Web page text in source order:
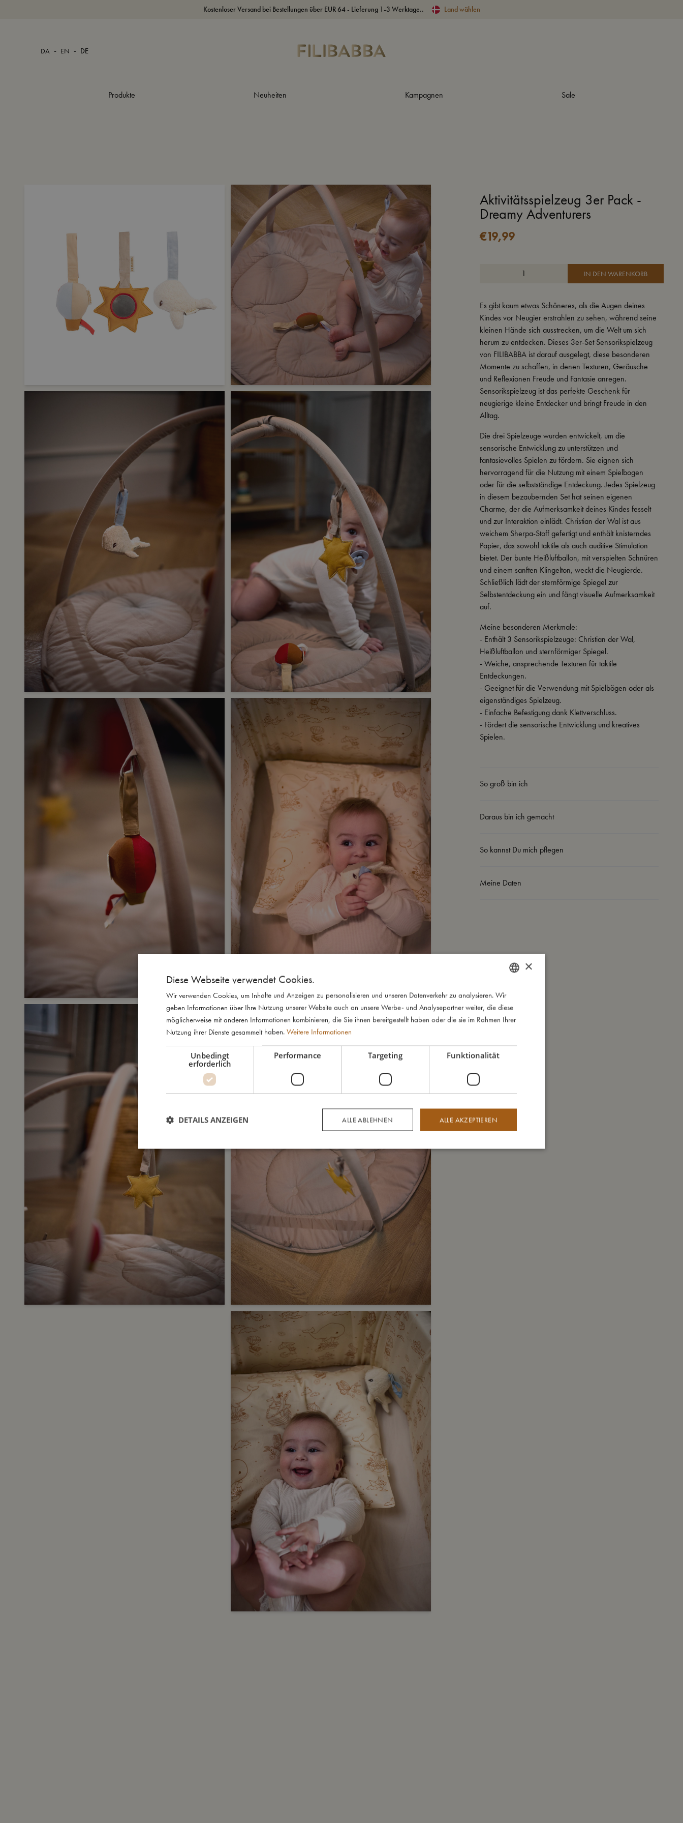
Kostenloser Versand bei Bestellungen über EUR 64 - Lieferung 1-3 Werktage.. Land wählen
DA - EN - DE
Produkte Neuheiten Kampagnen Sale
Aktivitätsspielzeug 3er Pack -
Dreamy Adventurers
€19,99
IN DEN WARENKORB
Es gibt kaum etwas Schöneres, als die Augen deines
Kindes vor Neugier erstrahlen zu sehen, während seine
kleinen Hände sich ausstrecken, um die Welt um sich
herum zu entdecken. Dieses 3er-Set Sensorikspielzeug
von FILIBABBA ist darauf ausgelegt, diese besonderen
Momente zu schaffen, in denen Texturen, Geräusche
und Reflexionen Freude und Fantasie anregen.
Sensorikspielzeug ist das perfekte Geschenk für
neugierige kleine Entdecker und bringt Freude in den
Alltag.
Die drei Spielzeuge wurden entwickelt, um die
sensorische Entwicklung zu unterstützen und
fantasievolles Spielen zu fördern. Sie eignen sich
hervorragend für die Nutzung mit einem Spielbogen
oder für die selbstständige Entdeckung. Jedes Spielzeug
in diesem bezaubernden Set hat seinen eigenen
Charme, der die Aufmerksamkeit deines Kindes fesselt
und zur Interaktion einlädt. Christian der Wal ist aus
weichem Sherpa-Stoff gefertigt und enthält knisterndes
Papier, das sowohl taktile als auch auditive Stimulation
bietet. Der bunte Heißluftballon, mit verspielten Schnüren
und einem sanften Klingelton, weckt die Neugierde.
Schließlich lädt der sternförmige Spiegel zur
Selbstentdeckung ein und fängt visuelle Aufmerksamkeit
auf.
Meine besonderen Merkmale:
- Enthält 3 Sensorikspielzeuge: Christian der Wal,
Heißluftballon und sternförmiger Spiegel.
- Weiche, ansprechende Texturen für taktile
Entdeckungen.
- Geeignet für die Verwendung mit Spielbögen oder als
eigenständiges Spielzeug.
- Einfache Befestigung dank Klettverschluss.
- Fördert die sensorische Entwicklung und kreatives
Spielen.
So groß bin ich
Daraus bin ich gemacht
So kannst Du mich pflegen
Meine Daten
DANISH
ENGLISH
×
Diese Webseite verwendet Cookies.
Wir verwenden Cookies, um Inhalte und Anzeigen zu personalisieren und unseren Datenverkehr zu analysieren. Wir
geben Informationen über Ihre Nutzung unserer Website auch an unsere Werbe- und Analysepartner weiter, die diese
möglicherweise mit anderen Informationen kombinieren, die Sie ihnen bereitgestellt haben oder die sie im Rahmen Ihrer
Nutzung ihrer Dienste gesammelt haben. Weitere Informationen
Unbedingt
erforderlich
Performance Targeting Funktionalität
ALLE AKZEPTIEREN
ALLE ABLEHNEN
DETAILS ANZEIGEN